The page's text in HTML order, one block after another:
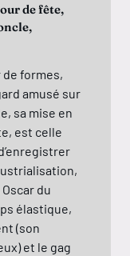
chat un
fou ! Un
quarteron
des jeux de
références
(de Hara Kiri
les